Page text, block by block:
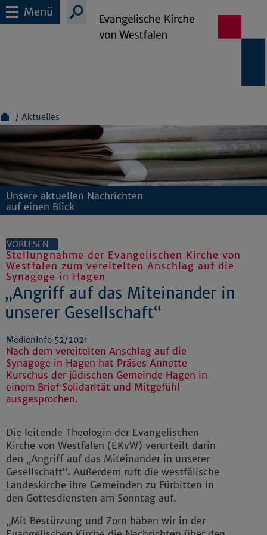
Menü
Aktuelles
Unsere aktuellen Nachrichten
auf einen Blick
VORLESEN
Stellungnahme der Evangelischen Kirche von
Westfalen zum vereitelten Anschlag auf die
Synagoge in Hagen
„Angriff auf das Miteinander in
unserer Gesellschaft“
MedienInfo 52/2021
Nach dem vereitelten Anschlag auf die
Synagoge in Hagen hat Präses Annette
Kurschus der jüdischen Gemeinde Hagen in
einem Brief Solidarität und Mitgefühl
ausgesprochen.
Die leitende Theologin der Evangelischen
Kirche von Westfalen (EKvW) verurteilt darin
den „Angriff auf das Miteinander in unserer
Gesellschaft“. Außerdem ruft die westfälische
Landeskirche ihre Gemeinden zu Fürbitten in
den Gottesdiensten am Sonntag auf.
„Mit Bestürzung und Zorn haben wir in der